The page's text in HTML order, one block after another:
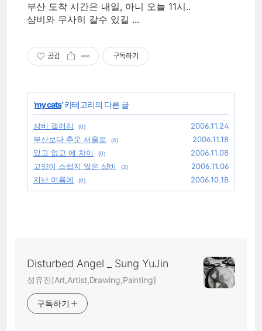
부산 도착 시간은 내일, 아니 오늘 11시..
샴비와 무사히 갈수 있길 ...
공감 구독하기
'my cats' 카테고리의 다른 글
샴비 갤러리 (0)
2006.11.24
부산보다 추운 서울로
(4)
2006.11.18
있고 없고 에 차이
(0)
2006.11.08
고양이 스럽지 않은 샴비
(2)
2006.11.06
지난 여름에
(0) 2006.10.18
Disturbed Angel _ Sung YuJin
성유진[Art,Artist,Drawing,Painting]
구독하기